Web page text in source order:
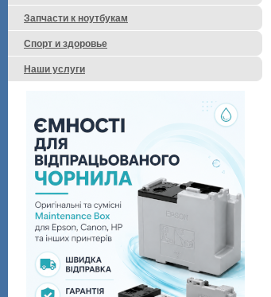
Запчасти к ноутбукам
Спорт и здоровье
Наши услуги